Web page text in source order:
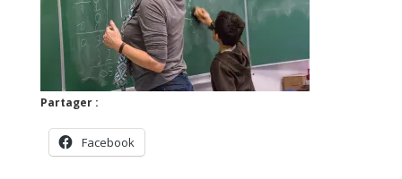
Partager :
Facebook